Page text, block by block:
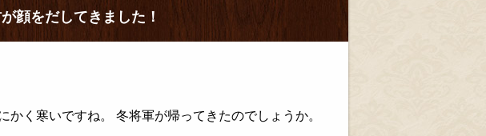
顔をだしてきました！
かく寒いですね。 冬将軍が帰ってきたのでしょうか。